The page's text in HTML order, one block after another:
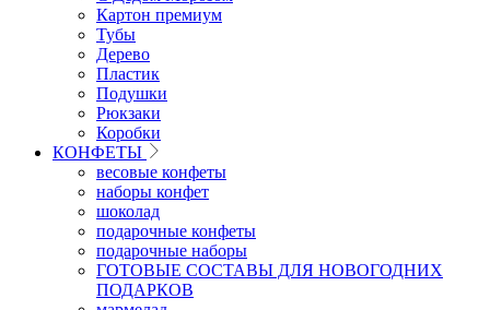
Картон премиум
Тубы
Дерево
Пластик
Подушки
Рюкзаки
Коробки
КОНФЕТЫ
весовые конфеты
наборы конфет
шоколад
подарочные конфеты
подарочные наборы
ГОТОВЫЕ СОСТАВЫ ДЛЯ НОВОГОДНИХ
ПОДАРКОВ